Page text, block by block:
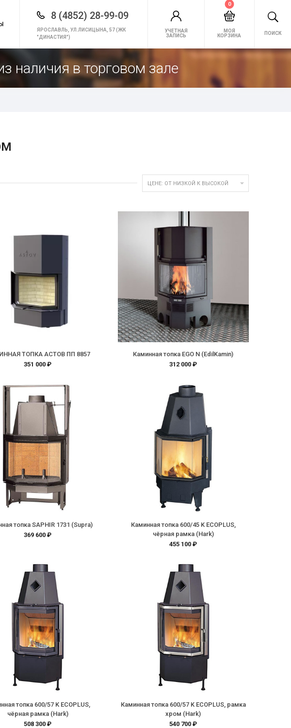
8 (4852) 28-99-09
ЯРОСЛАВЛЬ, УЛ.ЛИСИЦЫНА, 57 (ЖК
"ДИНАСТИЯ")
УЧЕТНАЯ
ЗАПИСЬ
МОЯ
КОРЗИНА
0
ПОИСК
наличия в торговом зале
ЦЕНЕ: ОТ НИЗКОЙ К ВЫСОКОЙ 
ТОПКА АСТОВ ПП 8857
351 000 ₽
Каминная топка EGO N (EdilKamin)
312 000 ₽
топка SAPHIR 1731 (Supra)
369 600 ₽
Каминная топка 600/45 K ECOPLUS,
чёрная рамка (Hark)
455 100 ₽
топка 600/57 K ECOPLUS,
чёрная рамка (Hark)
508 300 ₽
Каминная топка 600/57 K ECOPLUS, рамка
хром (Hark)
540 700 ₽